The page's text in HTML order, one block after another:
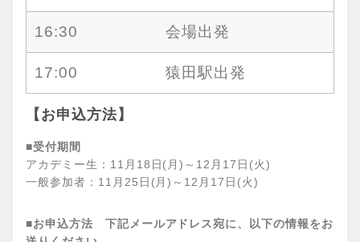
16:30 会場出発
17:00 猿田駅出発
【お申込方法】
■受付期間
アカデミー生：11月18日(月)～12月17日(火)
一般参加者：11月25日(月)～12月17日(火)
■お申込方法 下記メールアドレス宛に、以下の情報をお